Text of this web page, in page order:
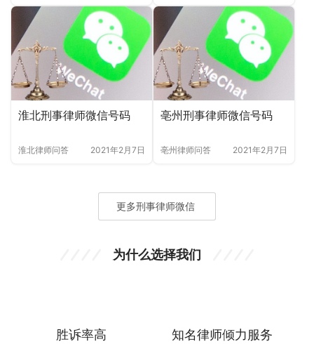
淮北刑事律师微信号码
淮北律师问答 2021年2月7日
亳州刑事律师微信号码
亳州律师问答 2021年2月7日
更多刑事律师微信
为什么选择我们
胜诉率高 知名律师倾力服务